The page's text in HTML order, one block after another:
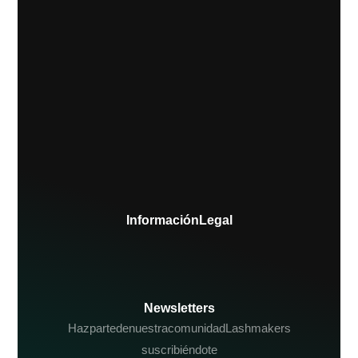
Información Legal
Newsletters
Haz parte de nuestra comunidad Lashmakers
suscribiéndote